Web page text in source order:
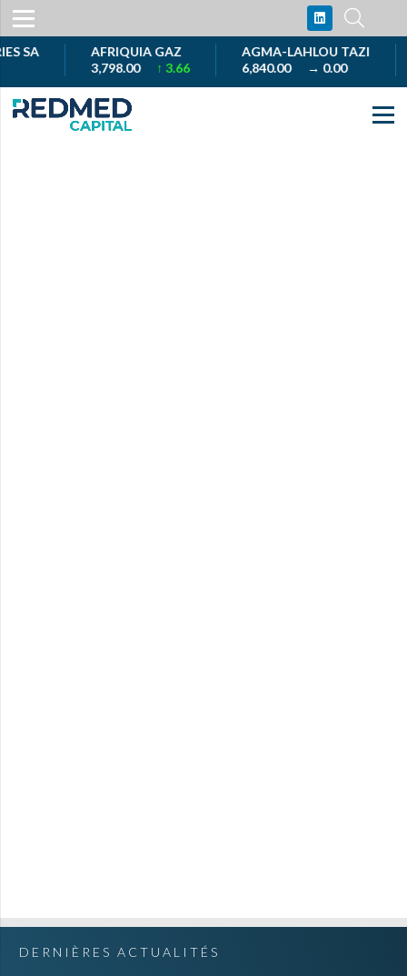
AFRIQUIA GAZ
3,798.00↑ 3.66
AGMA-LAHLOU TAZI
6,840.00→ 0.00
DERNIÈRES ACTUALITÉS